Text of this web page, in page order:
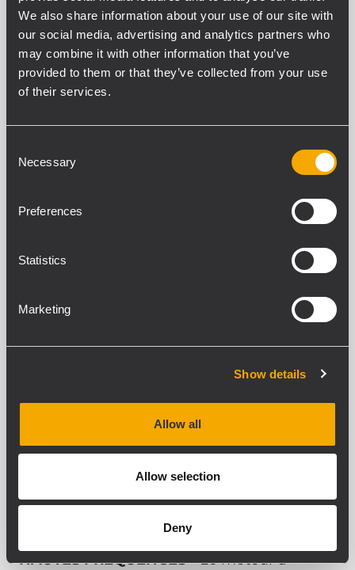
We also share information about your use of our site with
our social media, advertising and analytics partners who
may combine it with other information that you’ve
provided to them or that they’ve collected from your use
of their services.
Selection
Necessary
Preferences
Statistics
Marketing
Show details
Allow all
Allow selection
Deny
dissipation de chaleur sans l’usage d’un
ventilateur. Tous les amplificateurs HDL
sont équipés d’une alimentation à
découpage (SMPS) pour fournir un
maximum de puissance en un minimum de
poids.
Haut-parleurs RCF
HAUTES FRÉQUENCES- Le moteur à